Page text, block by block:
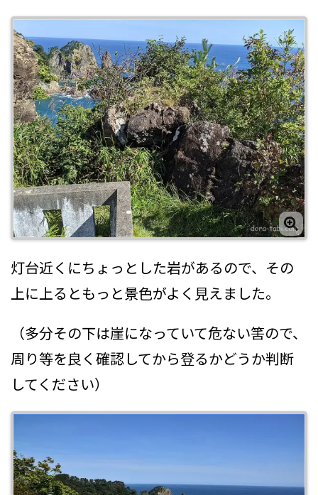
灯台近くにちょっとした岩があるので、その
上に上るともっと景色がよく見えました。
（多分その下は崖になっていて危ない筈ので、
周り等を良く確認してから登るかどうか判断
してください）